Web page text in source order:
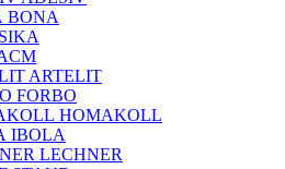
BONA
SIKA
ARTELIT
FORBO
HOMAKOLL
IBOLA
LECHNER